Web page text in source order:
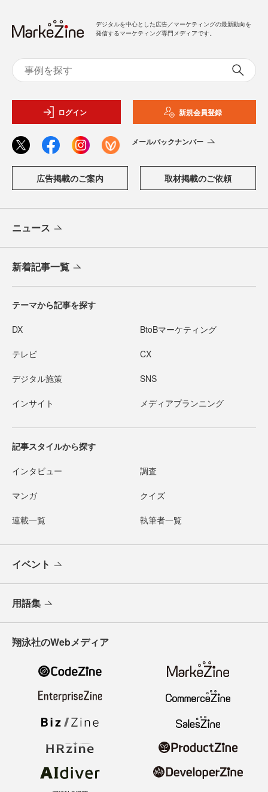
デジタルを中心とした広告／マーケティングの最新動向を
発信するマーケティング専門メディアです。
ログイン 新規会員登録
メールバックナンバー
広告掲載のご案内 取材掲載のご依頼
ニュース
新着記事一覧
テーマから記事を探す
DX BtoBマーケティング
テレビ CX
デジタル施策 SNS
インサイト メディアプランニング
記事スタイルから探す
インタビュー 調査
マンガ クイズ
連載一覧 執筆者一覧
イベント
用語集
翔泳社のWebメディア